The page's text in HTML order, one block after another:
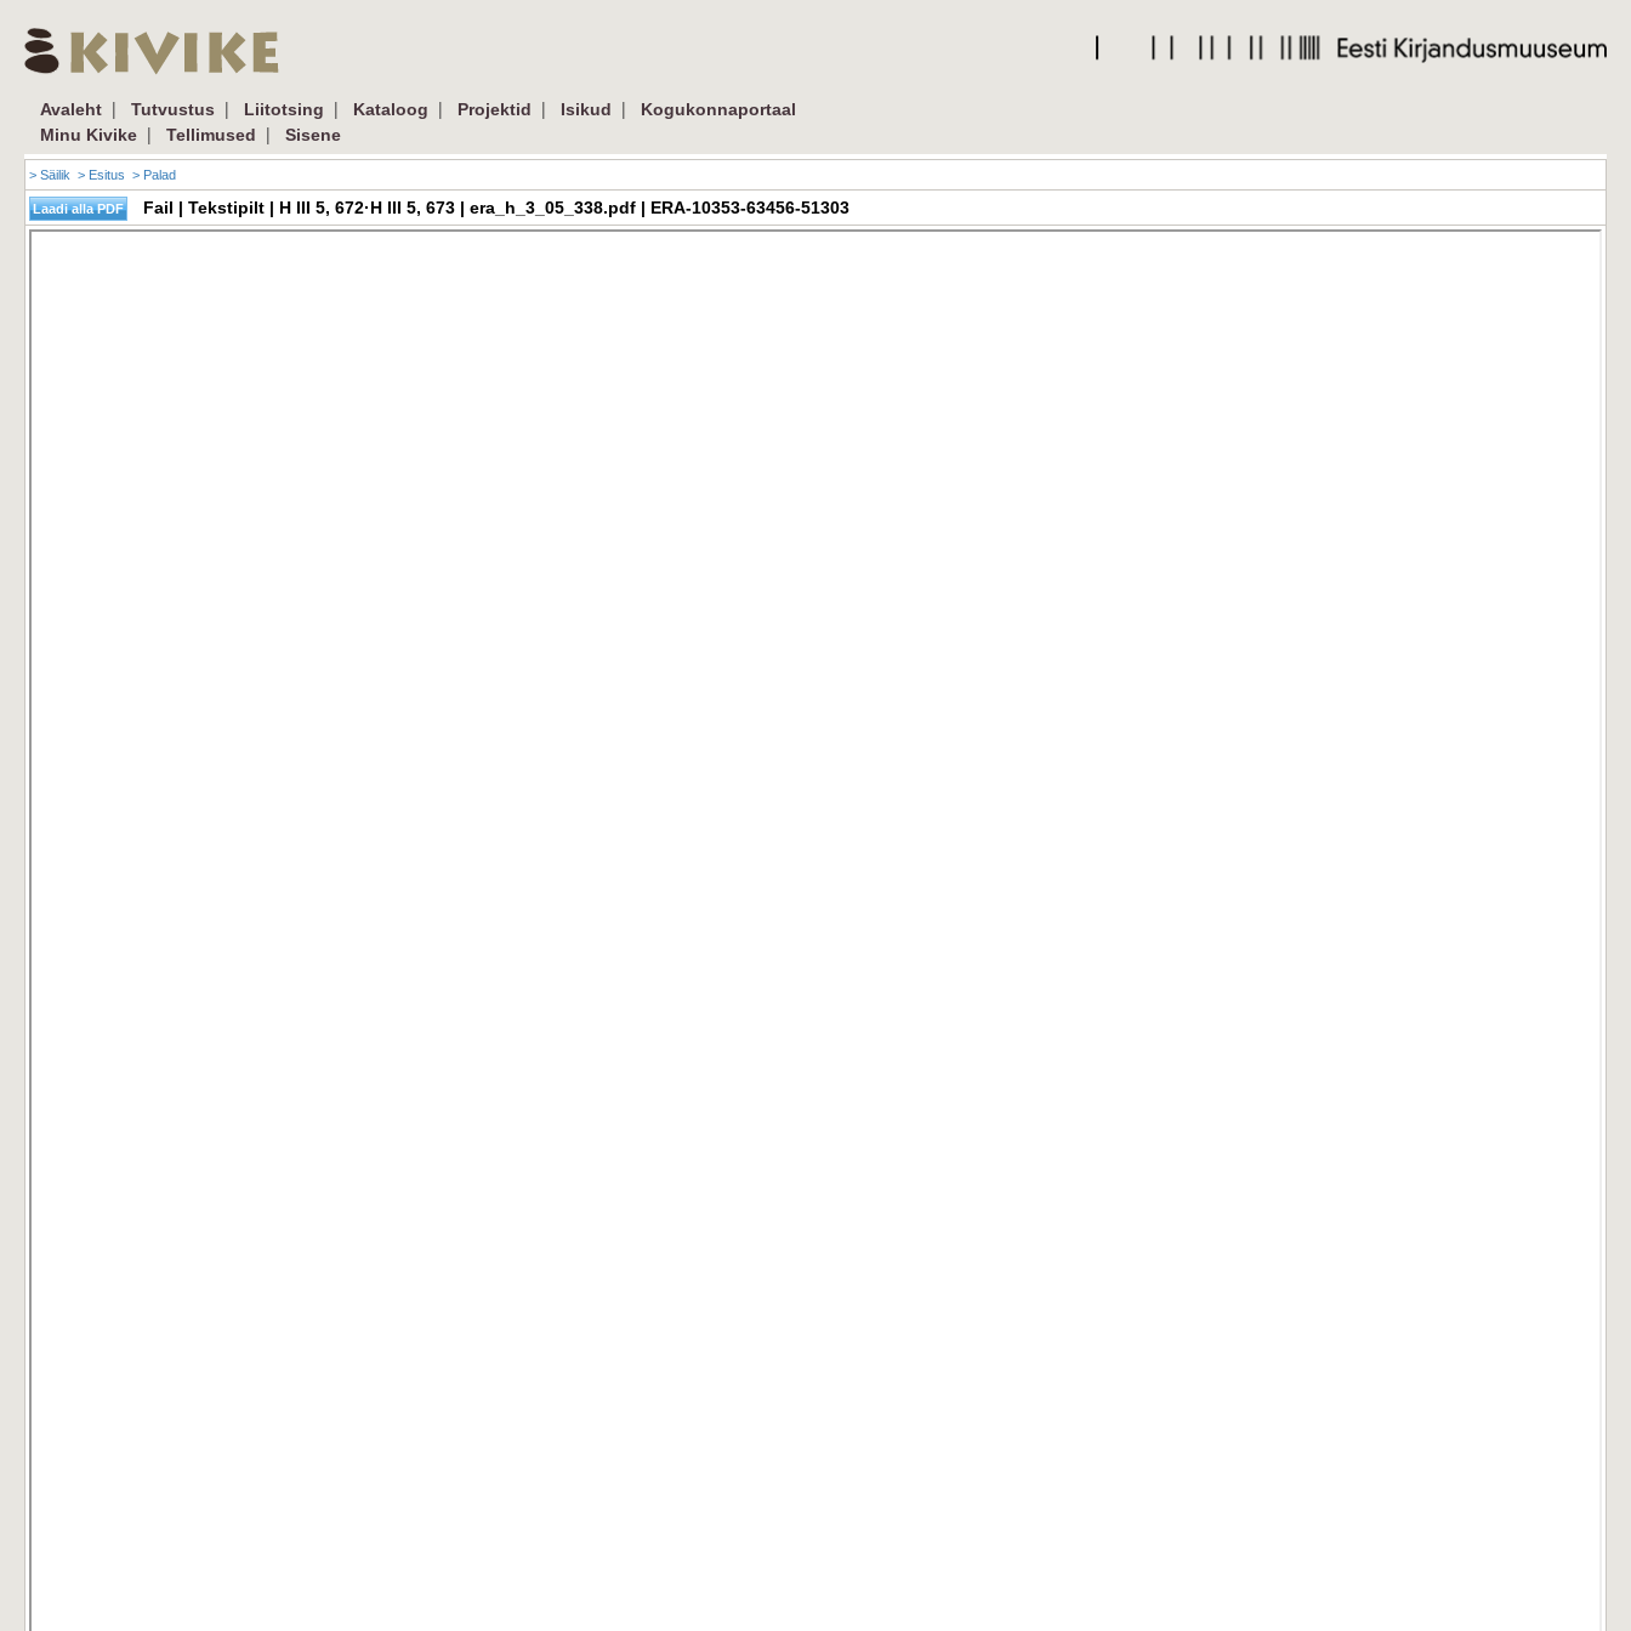
Avaleht | Tutvustus | Liitotsing | Kataloog | Projektid | Isikud |
Kogukonnaportaal
Minu Kivike | Tellimused | Sisene
> Säilik > Esitus > Palad
Fail | Tekstipilt | H III 5, 672·H III 5, 673 | era_h_3_05_338.pdf | ERA-10353-63456-51303